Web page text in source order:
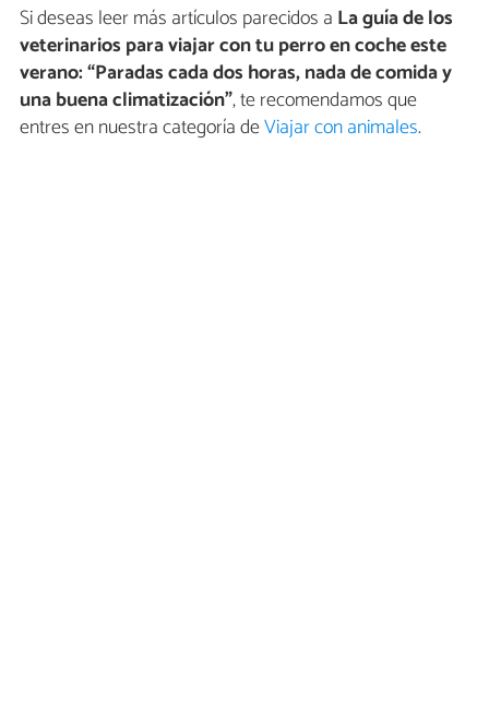
Si deseas leer más artículos parecidos a La guía de los
veterinarios para viajar con tu perro en coche este
verano: “Paradas cada dos horas, nada de comida y
una buena climatización”, te recomendamos que
entres en nuestra categoría deViajar con animales.